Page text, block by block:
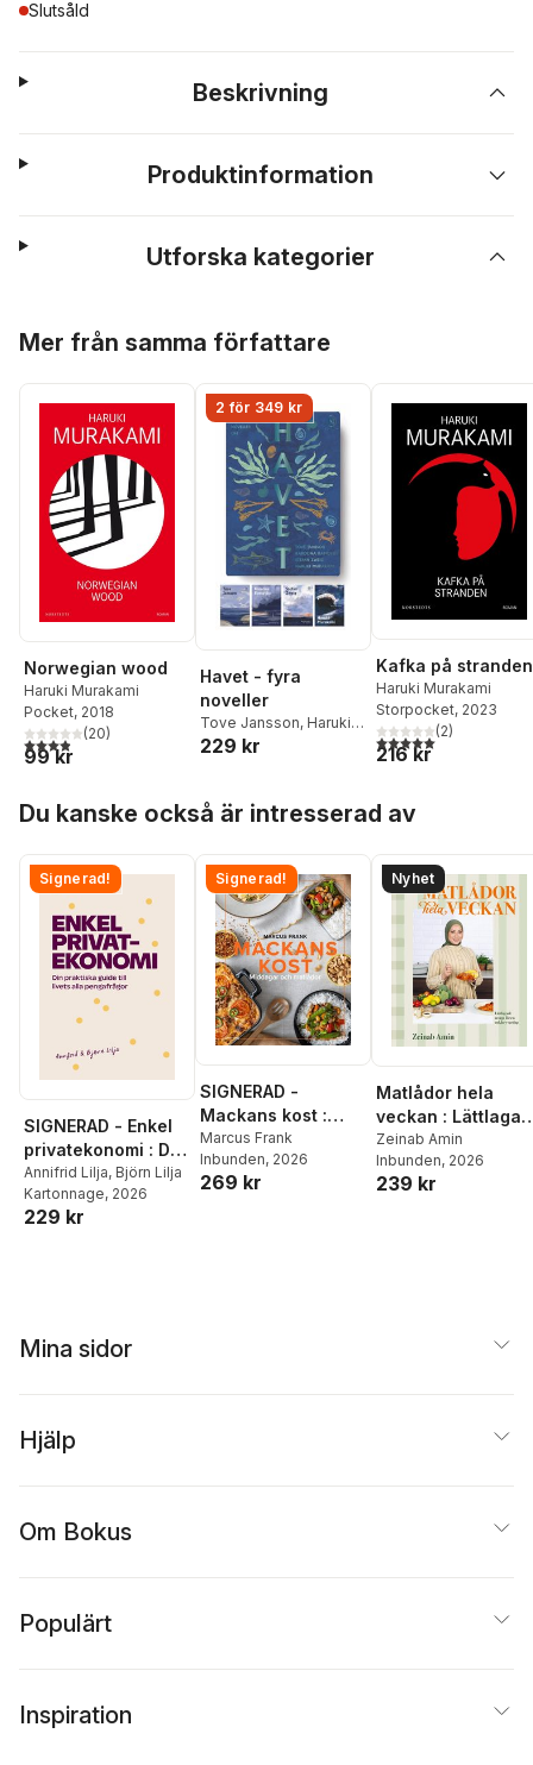
Slutsåld
Beskrivning
Produktinformation
Utforska kategorier
Mer från samma författare
Norwegian wood
Haruki Murakami
Pocket, 2018
3,9utav 5 stjärnor. Totalt antal röster:
(20)
99 kr
2 för 349 kr
Havet - fyra
noveller
Tove Jansson, Haruki
Murakami
229 kr
Kafka på stranden
Haruki Murakami
Storpocket, 2023
5,0utav 5 stjärnor.
(2)
216 kr
Du kanske också är intresserad av
Signerad!
SIGNERAD - Enkel
privatekonomi : Din
praktiska guide till
livets alla
pengafrågor
Annifrid Lilja, Björn Lilja
Kartonnage, 2026
229 kr
Signerad!
SIGNERAD -
Mackans kost :
Middagar och
matlådor
Marcus Frank
Inbunden, 2026
269 kr
Nyhet
Matlådor hela
veckan :
recept för en
enklare vardag
Zeinab Amin
Inbunden, 2026
239 kr
Mina sidor
Hjälp
Om Bokus
Populärt
Inspiration